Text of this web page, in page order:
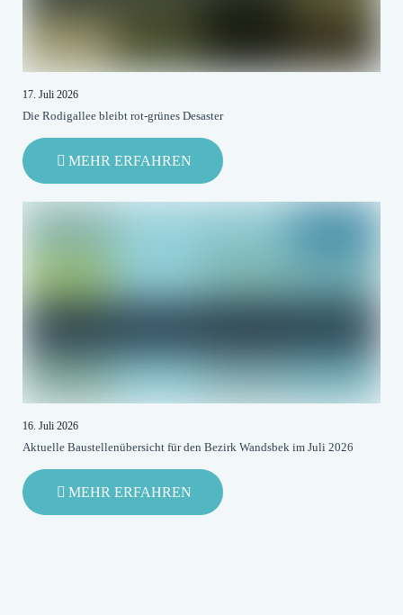
17. Juli 2026
Die Rodigallee bleibt rot-grünes Desaster
MEHR ERFAHREN
DIE
16. Juli 2026
Aktuelle Baustellenübersicht für den Bezirk Wandsbek im Juli 2026
MEHR ERFAHREN
AKTUELLE